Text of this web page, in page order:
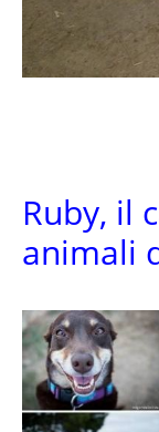
Ruby, il
animali